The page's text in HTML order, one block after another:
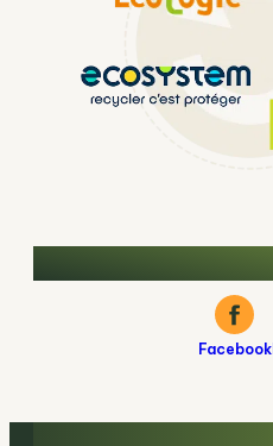
Facebook